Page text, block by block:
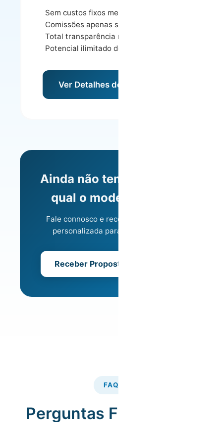
Sem custos fixos mensais
Comissões apenas sobre receita
Total transparência nos ganhos
Potencial ilimitado de receita
Ver Detalhes do Modelo
Ainda não tem a certeza
qual o modelo ideal?
Fale connosco e receba uma análise
personalizada para o seu imóvel.
Receber Proposta Gratuita
FAQ
Perguntas Frequentes